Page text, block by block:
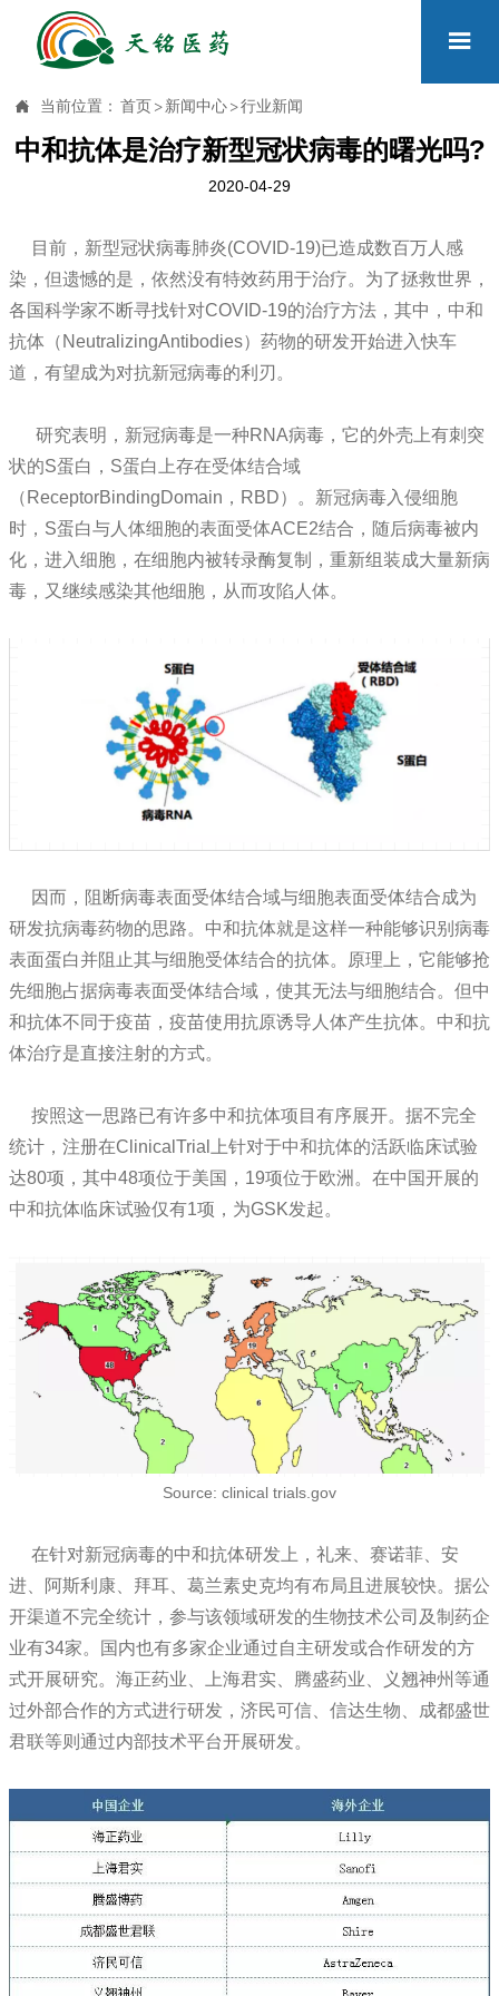

 当前位置： 首页 > 新闻中心 >行业新闻
中和抗体是治疗新型冠状病毒的曙光吗?
2020-04-29
目前，新型冠状病毒肺炎(COVID-19)已造成数百万人感
染，但遗憾的是，依然没有特效药用于治疗。为了拯救世界，
各国科学家不断寻找针对COVID-19的治疗方法，其中，中和
抗体（NeutralizingAntibodies）药物的研发开始进入快车
道，有望成为对抗新冠病毒的利刃。
研究表明，新冠病毒是一种RNA病毒，它的外壳上有刺突
状的S蛋白，S蛋白上存在受体结合域
（ReceptorBindingDomain，RBD）。新冠病毒入侵细胞
时，S蛋白与人体细胞的表面受体ACE2结合，随后病毒被内
化，进入细胞，在细胞内被转录酶复制，重新组装成大量新病
毒，又继续感染其他细胞，从而攻陷人体。
因而，阻断病毒表面受体结合域与细胞表面受体结合成为
研发抗病毒药物的思路。中和抗体就是这样一种能够识别病毒
表面蛋白并阻止其与细胞受体结合的抗体。原理上，它能够抢
先细胞占据病毒表面受体结合域，使其无法与细胞结合。但中
和抗体不同于疫苗，疫苗使用抗原诱导人体产生抗体。中和抗
体治疗是直接注射的方式。
按照这一思路已有许多中和抗体项目有序展开。据不完全
统计，注册在ClinicalTrial上针对于中和抗体的活跃临床试验
达80项，其中48项位于美国，19项位于欧洲。在中国开展的
中和抗体临床试验仅有1项，为GSK发起。
Source: clinical trials.gov
在针对新冠病毒的中和抗体研发上，礼来、赛诺菲、安
进、阿斯利康、拜耳、葛兰素史克均有布局且进展较快。据公
开渠道不完全统计，参与该领域研发的生物技术公司及制药企
业有34家。国内也有多家企业通过自主研发或合作研发的方
式开展研究。海正药业、上海君实、腾盛药业、义翘神州等通
过外部合作的方式进行研发，济民可信、信达生物、成都盛世
君联等则通过内部技术平台开展研发。